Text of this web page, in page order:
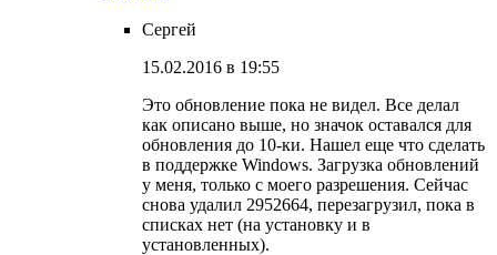
Сергей
15.02.2016 в 19:55
Это обновление пока не видел. Все делал
как описано выше, но значок оставался для
обновления до 10-ки. Нашел еще что сделать
в поддержке Windows. Загрузка обновлений
у меня, только с моего разрешения. Сейчас
снова удалил 2952664, перезагрузил, пока в
списках нет (на установку и в
установленных).